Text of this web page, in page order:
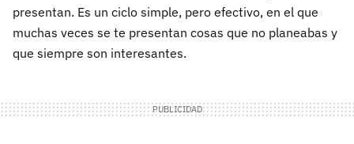
presentan. Es un ciclo simple, pero efectivo, en el que
muchas veces se te presentan cosas que no planeabas y
que siempre son interesantes.